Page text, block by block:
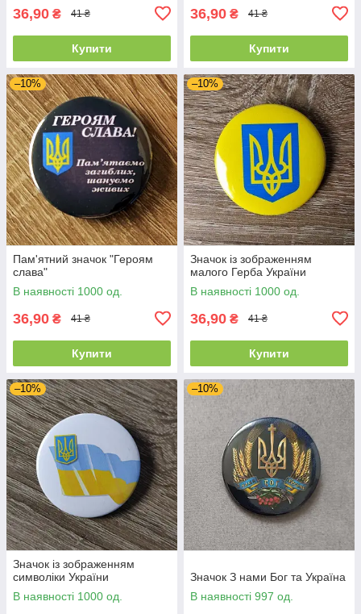
36,90 ₴ 41 ₴
Купити
36,90 ₴ 41 ₴
Купити
–10%
Пам'ятний значок "Героям
слава"
В наявності 1000 од.
36,90 ₴ 41 ₴
Купити
–10%
Значок із зображенням
малого Герба України
В наявності 1000 од.
36,90 ₴ 41 ₴
Купити
–10%
Значок із зображенням
символіки України
В наявності 1000 од.
–10%
Значок З нами Бог та Україна
В наявності 997 од.